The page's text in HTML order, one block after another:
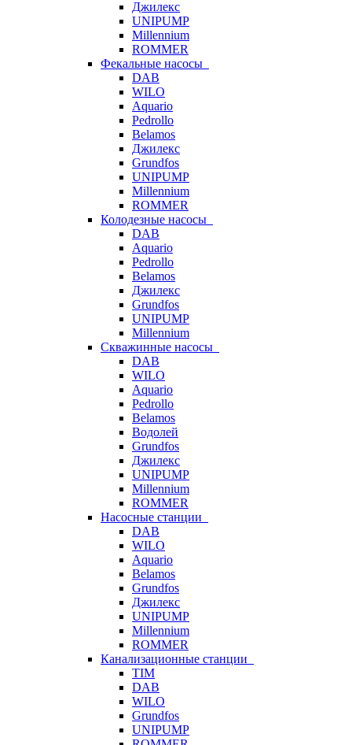
Джилекс
UNIPUMP
Millennium
ROMMER
Фекальные насосы
DAB
WILO
Aquario
Pedrollo
Belamos
Джилекс
Grundfos
UNIPUMP
Millennium
ROMMER
Колодезные насосы
DAB
Aquario
Pedrollo
Belamos
Джилекс
Grundfos
UNIPUMP
Millennium
Скважинные насосы
DAB
WILO
Aquario
Pedrollo
Belamos
Водолей
Grundfos
Джилекс
UNIPUMP
Millennium
ROMMER
Насосные станции
DAB
WILO
Aquario
Belamos
Grundfos
Джилекс
UNIPUMP
Millennium
ROMMER
Канализационные станции
TIM
DAB
WILO
Grundfos
UNIPUMP